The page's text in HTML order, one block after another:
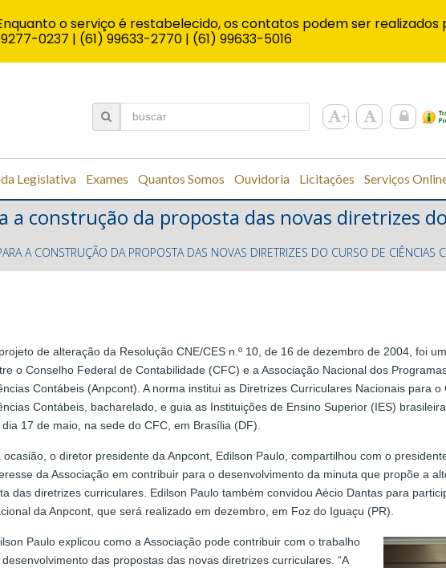
Legislativa Exames Quantos Somos Ouvidoria Licitações Serviços
a construção da proposta das novas diretrizes
A CONSTRUÇÃO DA PROPOSTA DAS NOVAS DIRETRIZES DO CURSO DE CIÊNCIAS
de alteração da Resolução CNE/CES n.º 10, de 16 de dezembro de 2004, foi
o Conselho Federal de Contabilidade (CFC) e a Associação Nacional dos
Contábeis (Anpcont). A norma institui as Diretrizes Curriculares Nacionais para
Contábeis, bacharelado, e guia as Instituições de Ensino Superior (IES)
dia 17 de maio, na sede do CFC, em Brasília (DF).
ocasião, o diretor presidente da Anpcont, Edilson Paulo, compartilhou com o
da Associação em contribuir para o desenvolvimento da minuta que propõe a
das diretrizes curriculares. Edilson Paulo também convidou Aécio Dantas para
da Anpcont, que será realizado em dezembro, em Foz do Iguaçu (PR).
Paulo explicou como a Associação pode contribuir com o trabalho
das propostas das novas diretrizes curriculares. “A
o serviço é restabelecido, os contatos podem ser realizados
0237 | (61) 99633-2770 | (61) 99633-5016